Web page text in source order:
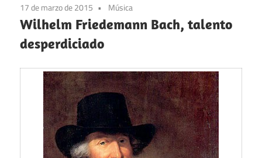
historia
17 de marzo de 2015 Música
Wilhelm Friedemann Bach, talento
desperdiciado